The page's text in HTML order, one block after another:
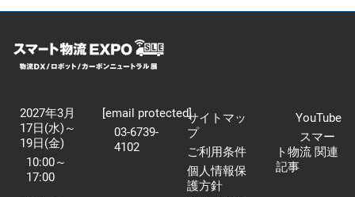
2027年3月
17日(水)～
19日(金)
10:00～
17:00
[email protected]
03-6739-
4102
サイトマッ
プ
ご利用条件
個人情報保
護方針
YouTube
スマー
ト物流 関連
記事